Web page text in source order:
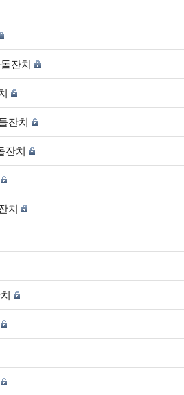
잔치
잔치
잔치
치